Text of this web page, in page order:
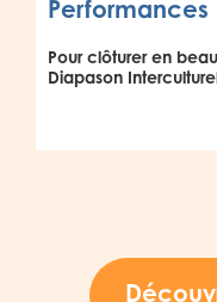
Performances
Pour clôturer en
Diapason